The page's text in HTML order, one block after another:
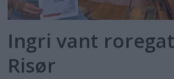
Ingri vant
Risør